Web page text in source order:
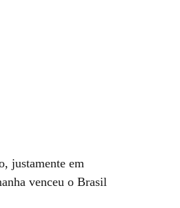
justamente em
venceu o Brasil